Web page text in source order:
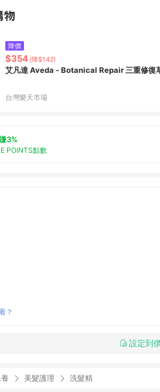
降價
$354 (降$142)
艾凡達 Aveda - Botanical Repair 三重修復
台灣樂天市場
3%
POINTS點數
？
設定到
美髮護理 洗髮精